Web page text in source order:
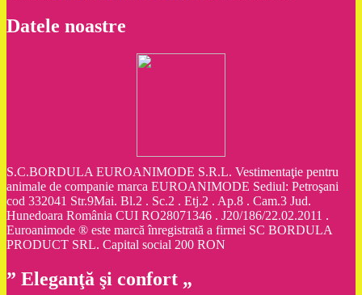
Datele noastre
S.C.BORDULA EUROANIMODE S.R.L. Vestimentaţie pentru
animale de companie marca EUROANIMODE Sediul: Petroşani
cod 332041 Str.9Mai. Bl.2 . Sc.2 . Etj.2 . Ap.8 . Cam.3 Jud.
Hunedoara România CUI RO28071346 . J20/186/22.02.2011 .
Euroanimode ® este marcă înregistrată a firmei SC BORDULA
PRODUCT SRL. Capital social 200 RON
” Eleganţă şi confort „